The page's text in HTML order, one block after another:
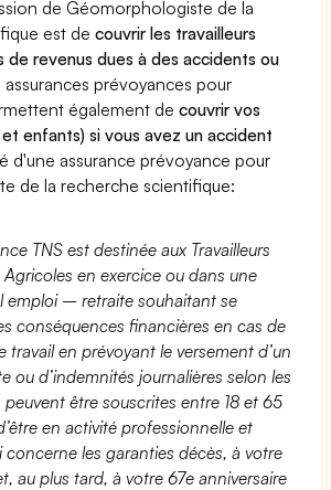
de Géomorphologiste de la
est decouvrir les travailleurs
revenus dues à des accidents ou
assurances prévoyances pour
également decouvrir vos
enfants) si vous avez un accident
d'une assurance prévoyance pour
de la recherche scientifique:
TNS est destinée aux Travailleurs
en exercice ou dans une
emploi – retraite souhaitant se
conséquences financières en cas de
travail en prévoyant le versement d’un
ou d’indemnités journalières selon les
être souscrites entre 18 et 65
en activité professionnelle et
concerne les garanties décès, à votre
au plus tard, à votre 67e anniversaire